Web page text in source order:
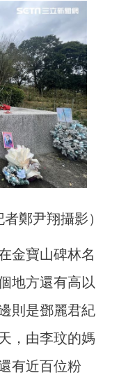
鄭尹翔攝影）
金寶山碑林名
地方還有高以
則是鄧麗君紀
，由李玟的媽
有近百位粉